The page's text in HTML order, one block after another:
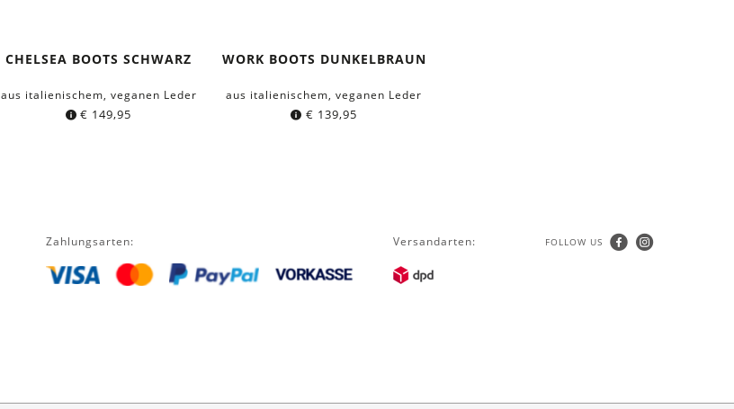
CHELSEA BOOTS SCHWARZ
aus italienischem, veganen Leder
€ 149,95
WORK BOOTS DUNKELBRAUN
aus italienischem, veganen Leder
€ 139,95
Zahlungsarten: Versandarten: FOLLOW US